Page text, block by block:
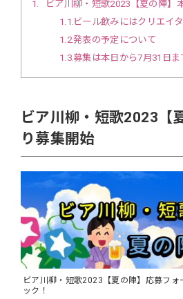
1
ビア川柳・短歌2023【夏の陣】
1.1 ビール飲みにはクリエイ
1.2発表の予定について
1.3募集は本日から7月31日ま
ビア川柳・短歌2023【
り募集開始
ビア川柳・短歌2023【夏の陣】応募フォ
ック！